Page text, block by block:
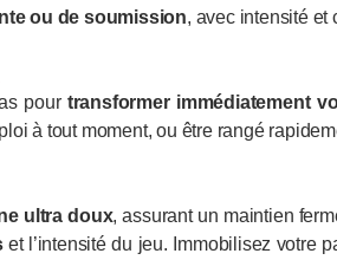
ou de soumission, avec intensité et
pour transformer immédiatement
à tout moment, ou être rangé
ultra doux, assurant un maintien
et l’intensité du jeu. Immobilisez votre